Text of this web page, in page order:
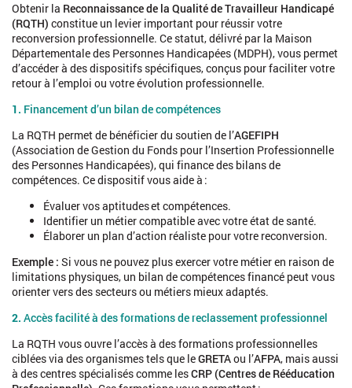
Obtenir la Reconnaissance de la Qualité de Travailleur Handicapé
(RQTH) constitue un levier important pour réussir votre
reconversion professionnelle. Ce statut, délivré par la Maison
Départementale des Personnes Handicapées (MDPH), vous permet
d’accéder à des dispositifs spécifiques, conçus pour faciliter votre
retour à l’emploi ou votre évolution professionnelle.
1. Financement d’un bilan de compétences
La RQTH permet de bénéficier du soutien de l’AGEFIPH
(Association de Gestion du Fonds pour l’Insertion Professionnelle
des Personnes Handicapées), qui finance des bilans de
compétences. Ce dispositif vous aide à :
Évaluer vos aptitudes et compétences.
Identifier un métier compatible avec votre état de santé.
Élaborer un plan d’action réaliste pour votre reconversion.
Exemple : Si vous ne pouvez plus exercer votre métier en raison de
limitations physiques, un bilan de compétences financé peut vous
orienter vers des secteurs ou métiers mieux adaptés.
2. Accès facilité à des formations de reclassement professionnel
La RQTH vous ouvre l’accès à des formations professionnelles
ciblées via des organismes tels que leGRETAou l’AFPA, mais aussi
à des centres spécialisés comme lesCRP (Centres de Rééducation